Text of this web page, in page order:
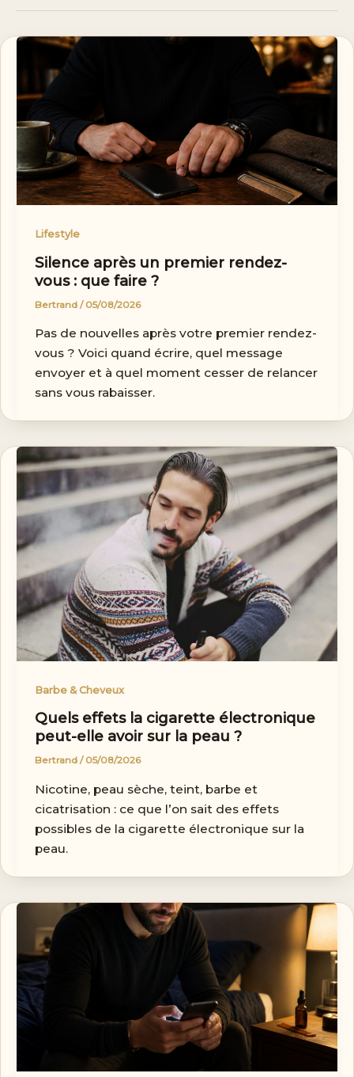
Lifestyle
Silence après un premier rendez-
vous : que faire ?
Bertrand/ 05/08/2026
Pas de nouvelles après votre premier rendez-
vous ? Voici quand écrire, quel message
envoyer et à quel moment cesser de relancer
sans vous rabaisser.
Barbe & Cheveux
Quels effets la cigarette électronique
peut-elle avoir sur la peau ?
Bertrand/ 05/08/2026
Nicotine, peau sèche, teint, barbe et
cicatrisation : ce que l’on sait des effets
possibles de la cigarette électronique sur la
peau.